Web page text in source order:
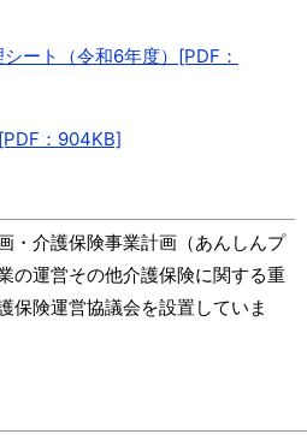
ート（令和6年度）[PDF：
：904KB]
・介護保険事業計画（あんしんプ
の運営その他介護保険に関する重
保険運営協議会を設置していま